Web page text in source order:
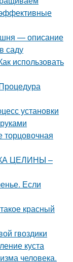
— описание
саду
использовать
установки
торцовочная
ЦЕЛИНЫ –
Если
красный
гвоздики
куста
человека.